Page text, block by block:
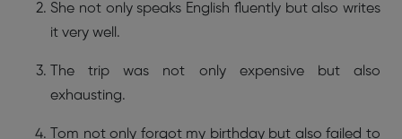
She not only speaks English fluently but also writes
it very well.
The trip was not only expensive but also
exhausting.
Tom not only forgot my birthday but also failed to